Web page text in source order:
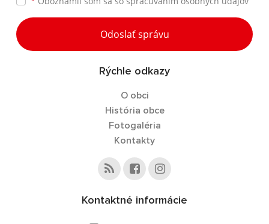
Odoslať správu
Rýchle odkazy
O obci
História obce
Fotogaléria
Kontakty
Kontaktné informácie